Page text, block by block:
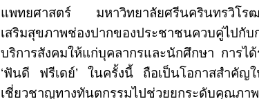
แพทยศาสตร์ มหาวิทยาลัยศรีนครินทรวิโ
เสริมสุขภาพช่องปากของประชาชนควบคู่ไปกับ
บริการสังคมให้แก่บุคลากรและนักศึกษา การไ
‘ฟันดี ฟรีเดย์’ ในครั้งนี้ ถือเป็นโอกาสสำคัญใ
เชี่ยวชาญทางทันตกรรมไปช่วยยกระดับคุณภา